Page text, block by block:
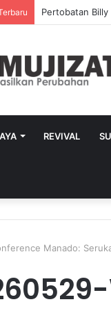
Pertobatan Billy
REVIVAL
Manado: